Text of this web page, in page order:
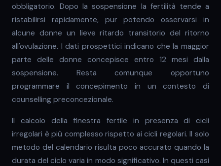
obbligatorio. Dopo la sospensione la fertilità tende a
ristabilirsi rapidamente, pur potendo osservarsi in
alcune donne un lieve ritardo transitorio del ritorno
all'ovulazione. I dati prospettici indicano che la maggior
parte delle donne concepisce entro 12 mesi dalla
sospensione. Resta comunque opportuno
programmare il concepimento in un contesto di
counselling preconcezionale.
Il calcolo della finestra fertile in presenza di cicli
irregolari è più complesso rispetto ai cicli regolari. Il solo
metodo del calendario risulta poco accurato quando la
durata del ciclo varia in modo significativo. In questi casi